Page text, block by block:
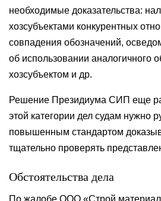
необходимые доказательства:
хозсубъектами конкурентных
совпадения обозначений,
об использовании аналогичного
хозсубъектом и др.
Решение Президиума СИП еще
этой категории дел судам нужно
повышенным стандартом
тщательно проверять
Обстоятельства дела
По жалобе ООО «Строй